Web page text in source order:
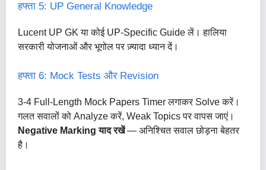
हफ्ता 5: UP General Knowledge
Lucent UP GK या कोई UP-Specific Guide लें। हालिया
सरकारी योजनाओं और भूगोल पर ज़्यादा ध्यान दें।
हफ्ता 6: Mock Tests और Revision
3-4 Full-Length Mock Papers Timer लगाकर Solve करें।
गलत सवालों को Analyze करें, Weak Topics पर वापस जाएं।
Negative Marking याद रखें— अनिश्चित सवाल छोड़ना बेहतर
है।